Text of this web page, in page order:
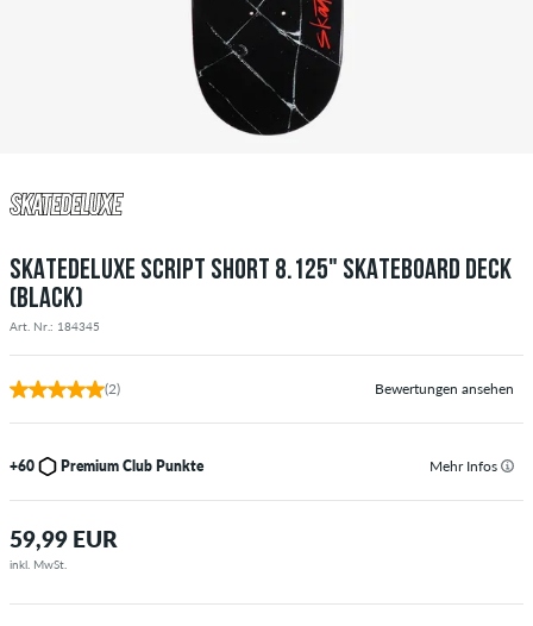
SKATEDELUXE SCRIPT SHORT 8.125" SKATEBOARD DECK
(BLACK)
Art. Nr.: 184345
(2) Bewertungen ansehen
+60 Premium Club Punkte Mehr Infos
59,99 EUR
inkl. MwSt.